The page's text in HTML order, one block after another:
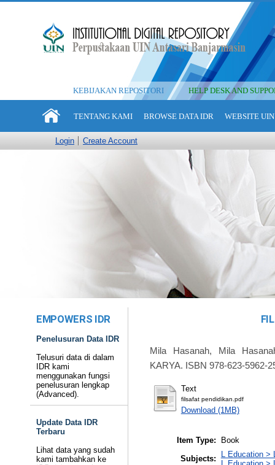
KEBIJAKAN REPOSITORI HELP DESK AND
TENTANG KAMI BROWSE DATA IDR WEBSITE
Login Create Account
EMPOWERS IDR
Penelusuran Data IDR
Telusuri data di dalam
IDR kami
menggunakan fungsi
penelusuran lengkap
(Advanced).
Update Data IDR
Terbaru
Lihat data yang sudah
kami tambahkan ke
Mila Hasanah, Mila
KARYA. ISBN 978-623-5962-
Text
filsafat pendidikan.pdf
Download (1MB)
Item Type:
Book
Subjects:
L Education